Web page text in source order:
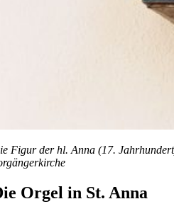
Figur der hl. Anna (17.
Orgel in St. Anna